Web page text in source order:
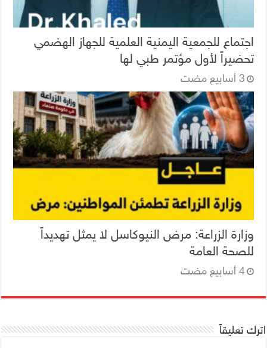
اجتماع للجمعية اليمنية العلمية للجهاز الهضمي
تحضيراً لأول مؤتمر طبي لها
وزارة الزراعة: مرض النيوكاسل لا يمثل تهديداً
للصحة العامة
‏4 أسابيع مضت
اترك تعليقاً